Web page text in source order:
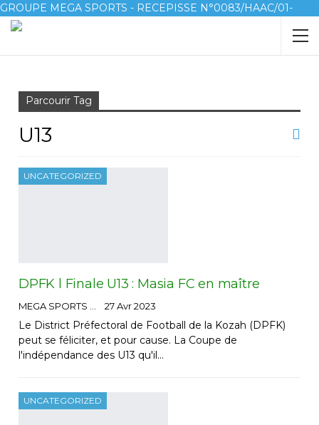
GROUPE MEGA SPORTS - RECEPISSE N°0083/HAAC/01-
2023/pl/P
Parcourir Tag
U13
UNCATEGORIZED
DPFK l Finale U13 : Masia FC en maître
27 Avr 2023
Le District Préfectoral de Football de la Kozah (DPFK)
peut se féliciter, et pour cause. La Coupe de
l'indépendance des U13 qu'il…
UNCATEGORIZED